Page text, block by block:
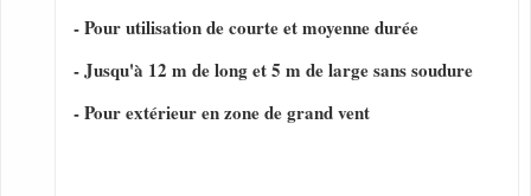
- Pour utilisation de courte et moyenne durée
- Jusqu'à 12 m de long et 5 m de large sans soudure
- Pour extérieur en zone de grand vent